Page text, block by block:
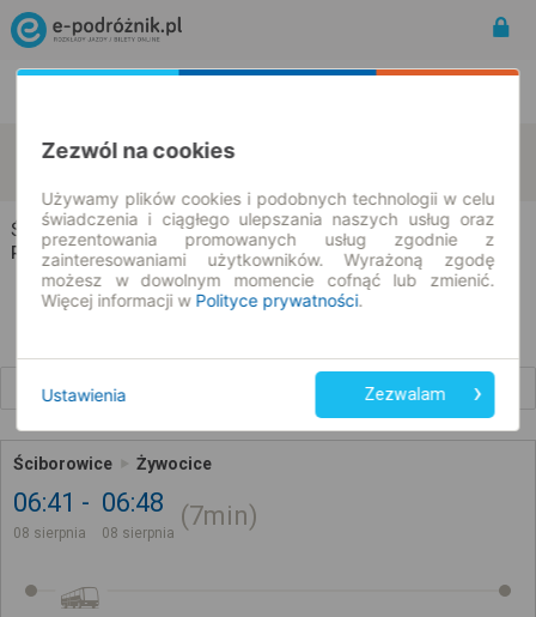
Ściborowice Żywocice
Ściborowice → Żywocice
Rozkład jazdy i bilety
Ściborowice Żywocice
06:41
08 sierpnia
06:48
08 sierpnia
7min
Zezwól na cookies
Używamy plików cookies i podobnych technologii w celu
świadczenia i ciągłego ulepszania naszych usług oraz
prezentowania promowanych usług zgodnie z
zainteresowaniami użytkowników. Wyrażoną zgodę
możesz w dowolnym momencie cofnąć lub zmienić.
Więcej informacji w Polityce prywatności.
Ustawienia Zezwalam